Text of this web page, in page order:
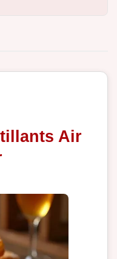
Air